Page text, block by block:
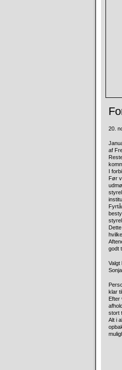
20.
af
I
Før
godt
Valgt
klar
Efter
stort
Alt i